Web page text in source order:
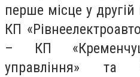
перше місце у
КП
– КП
управління» та